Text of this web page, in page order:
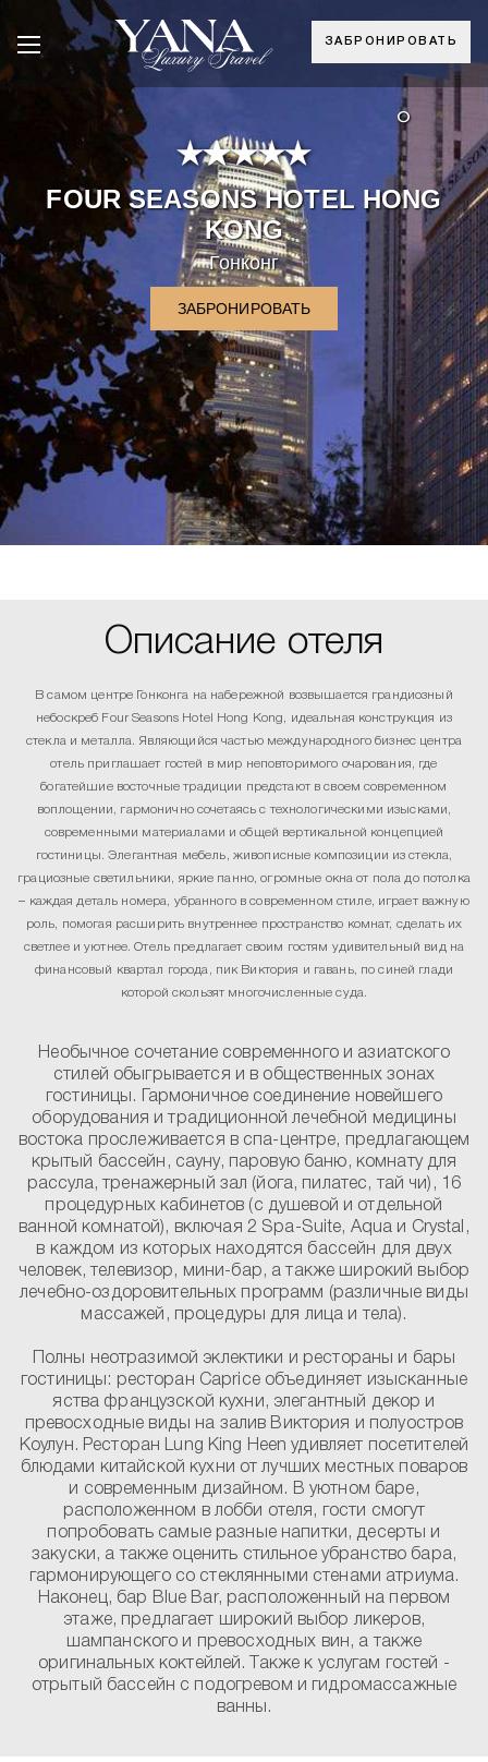
ЗАБРОНИРОВАТЬ
°
FOUR SEASONS HOTEL HONG
KONG
Гонконг
ЗАБРОНИРОВАТЬ
Описание отеля
В самом центре Гонконга на набережной возвышается грандиозный
небоскреб Four Seasons Hotel Hong Kong, идеальная конструкция из
стекла и металла. Являющийся частью международного бизнес центра
отель приглашает гостей в мир неповторимого очарования, где
богатейшие восточные традиции предстают в своем современном
воплощении, гармонично сочетаясь с технологическими изысками,
современными материалами и общей вертикальной концепцией
гостиницы. Элегантная мебель, живописные композиции из стекла,
грациозные светильники, яркие панно, огромные окна от пола до потолка
– каждая деталь номера, убранного в современном стиле, играет важную
роль, помогая расширить внутреннее пространство комнат, сделать их
светлее и уютнее. Отель предлагает своим гостям удивительный вид на
финансовый квартал города, пик Виктория и гавань, по синей глади
которой скользят многочисленные суда.
Необычное сочетание современного и азиатского
стилей обыгрывается и в общественных зонах
гостиницы. Гармоничное соединение новейшего
оборудования и традиционной лечебной медицины
востока прослеживается в спа-центре, предлагающем
крытый бассейн, сауну, паровую баню, комнату для
рассула, тренажерный зал (йога, пилатес, тай чи), 16
процедурных кабинетов (с душевой и отдельной
ванной комнатой), включая 2 Spa-Suite, Aqua и Crystal,
в каждом из которых находятся бассейн для двух
человек, телевизор, мини-бар, а также широкий выбор
лечебно-оздоровительных программ (различные виды
массажей, процедуры для лица и тела).
Полны неотразимой эклектики и рестораны и бары
гостиницы: ресторан Caprice объединяет изысканные
яства французской кухни, элегантный декор и
превосходные виды на залив Виктория и полуостров
Коулун. Ресторан Lung King Heen удивляет посетителей
блюдами китайской кухни от лучших местных поваров
и современным дизайном. В уютном баре,
расположенном в лобби отеля, гости смогут
попробовать самые разные напитки, десерты и
закуски, а также оценить стильное убранство бара,
гармонирующего со стеклянными стенами атриума.
Наконец, бар Blue Bar, расположенный на первом
этаже, предлагает широкий выбор ликеров,
шампанского и превосходных вин, а также
оригинальных коктейлей. Также к услугам гостей -
отрытый бассейн с подогревом и гидромассажные
ванны.